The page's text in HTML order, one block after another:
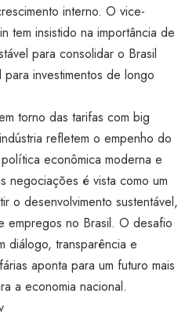
interno. O vice-
tem insistido na importância de
para consolidar o Brasil
investimentos de longo
torno das tarifas com big
refletem o empenho do
econômica moderna e
negociações é vista como um
o desenvolvimento sustentável,
empregos no Brasil. O desafio
diálogo, transparência e
aponta para um futuro mais
a economia nacional.